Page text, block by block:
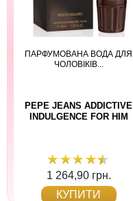
ПАРФУМОВАНА ВОДА ДЛЯ
ЧОЛОВІКІВ...
PEPE JEANS ADDICTIVE
INDULGENCE FOR HIM
1 264,90 грн.
КУПИТИ